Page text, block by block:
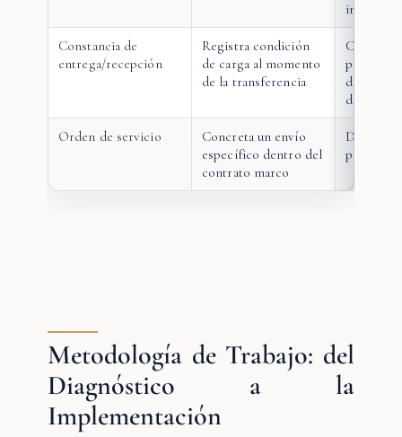
inventario
Constancia de
entrega/recepción
Registra condición
de carga al momento
de la transferencia
Clave en
por daño
define
daño
Orden de servicio
Concreta un envío
específico dentro del
contrato marco
Define
Metodología de Trabajo: del
Diagnóstico a la
Implementación